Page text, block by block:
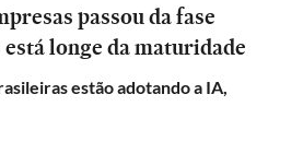
passou da fase
longe da maturidade
estão adotando a IA,